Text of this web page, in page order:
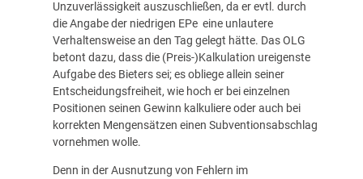
Unzuverlässigkeit auszuschließen, da er evtl. durch
die Angabe der niedrigen EPe eine unlautere
Verhaltensweise an den Tag gelegt hätte. Das OLG
betont dazu, dass die (Preis-)Kalkulation ureigenste
Aufgabe des Bieters sei; es obliege allein seiner
Entscheidungsfreiheit, wie hoch er bei einzelnen
Positionen seinen Gewinn kalkuliere oder auch bei
korrekten Mengensätzen einen Subventionsabschlag
vornehmen wolle.
Denn in der Ausnutzung von Fehlern im